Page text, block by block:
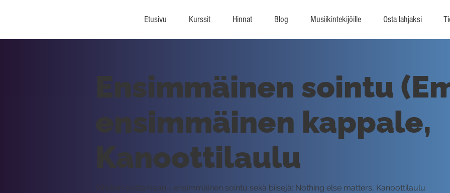
Etusivu Kurssit Hinnat Blog Musiikintekijöille Osta lahjaksi
Ensimmäinen sointu
ensimmäinen kappale,
Kanoottilaulu
Vihdoin soittamaan - ensimmäinen sointu sekä biisejä: Nothing else matters, Kanoottilaulu